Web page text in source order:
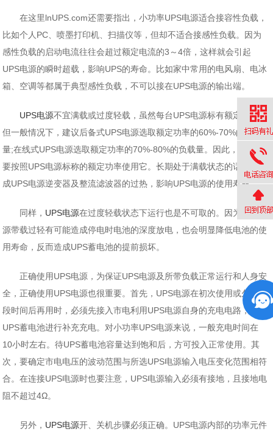
在这里lnUPS.com还需要指出，小功率UPS电源适合接容性负载，
比如个人PC、喷墨打印机、扫描仪等，但却不适合接感性负载。因为
感性负载的启动电流往往会超过额定电流的3～4倍，这样就会引起
UPS电源的瞬时超载，影响UPS的寿命。比如家中常用的电风扇、电冰
箱、空调等都属于典型感性负载，不可以接在UPS电源的输出端。
UPS电源不宜满载或过度轻载，虽然每台UPS电源标有额定功率，
但一般情况下，建议后备式UPS电源选取额定功率的60%-70%的负载
量;在线式UPS电源选取额定功率的70%-80%的负载量。因此，最好不
要按照UPS电源标称的额定功率使用它。长期处于满载状态的话，会造
成UPS电源逆变器及整流滤波器的过热，影响UPS电源的使用寿命。
同样， UPS电源在过度轻载状态下运行也是不可取的。因为UPS电
源带载过轻有可能造成停电时电池的深度放电，也会明显降低电池的使
用寿命，反而造成UPS蓄电池的提前损坏。
正确使用UPS电源，为保证UPS电源及所带负载正常运行和人身安
全，正确使用UPS电源也很重要。首先，UPS电源在初次使用或久放一
段时间后再用时，必须先接入市电利用UPS电源自身的充电电路，对
UPS蓄电池进行补充充电。对小功率UPS电源来说，一般充电时间在
10小时左右。待UPS蓄电池容量达到饱和后，方可投入正常使用。其
次，要确定市电电压的波动范围与所选UPS电源输入电压变化范围相符
合。在连接UPS电源时也要注意，UPS电源输入必须有接地，且接地电
阻不超过4Ω。
另外， UPS电源开、关机步骤必须正确。UPS电源内部的功率元件